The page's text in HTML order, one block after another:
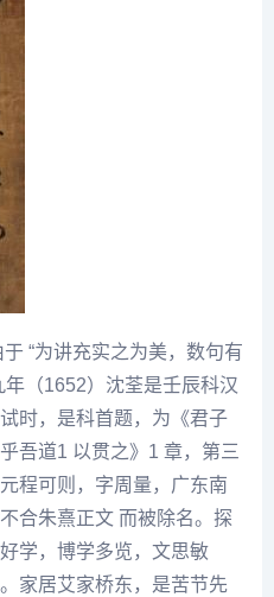
“为讲充实之为美，数句有
年（1652） 沈荃是壬辰科汉
时，是科首题，为《君子
吾道1 以贯之》1 章，第三
程可则，字周量，广东南
合朱熹正文 而被除名。探
学，博学多览，文思敏
家居艾家桥东，是苦节先